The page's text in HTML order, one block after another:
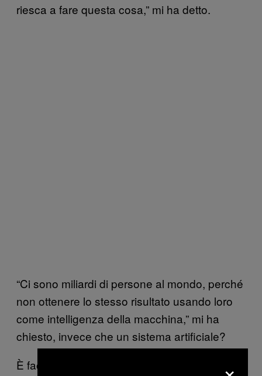
riesca a fare questa cosa,” mi ha detto.
“Ci sono miliardi di persone al mondo, perché
non ottenere lo stesso risultato usando loro
come intelligenza della macchina,” mi ha
chiesto, invece che un sistema artificiale?
È facile immaginare dispositivi simili a Beam